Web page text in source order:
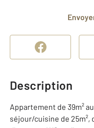
Description
Appartement de 39m²
séjour/cuisine de 25m²,